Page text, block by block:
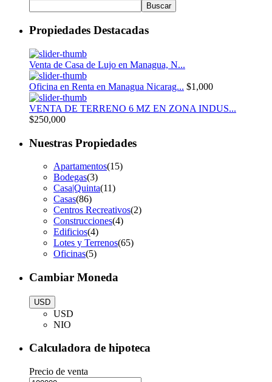
Buscar
Propiedades Destacadas
Venta de Casa de Lujo en Managua, N...
Oficina en Renta en Managua Nicarag... $1,000
VENTA DE TERRENO 6 MZ EN ZONA INDUS...
$250,000
Nuestras Propiedades
Apartamentos(15)
Bodegas(3)
Casa|Quinta(11)
Casas(86)
Centros Recreativos(2)
Construcciones(4)
Edificios(4)
Lotes y Terrenos(65)
Oficinas(5)
Cambiar Moneda
USD
USD
NIO
Calculadora de hipoteca
Precio de venta